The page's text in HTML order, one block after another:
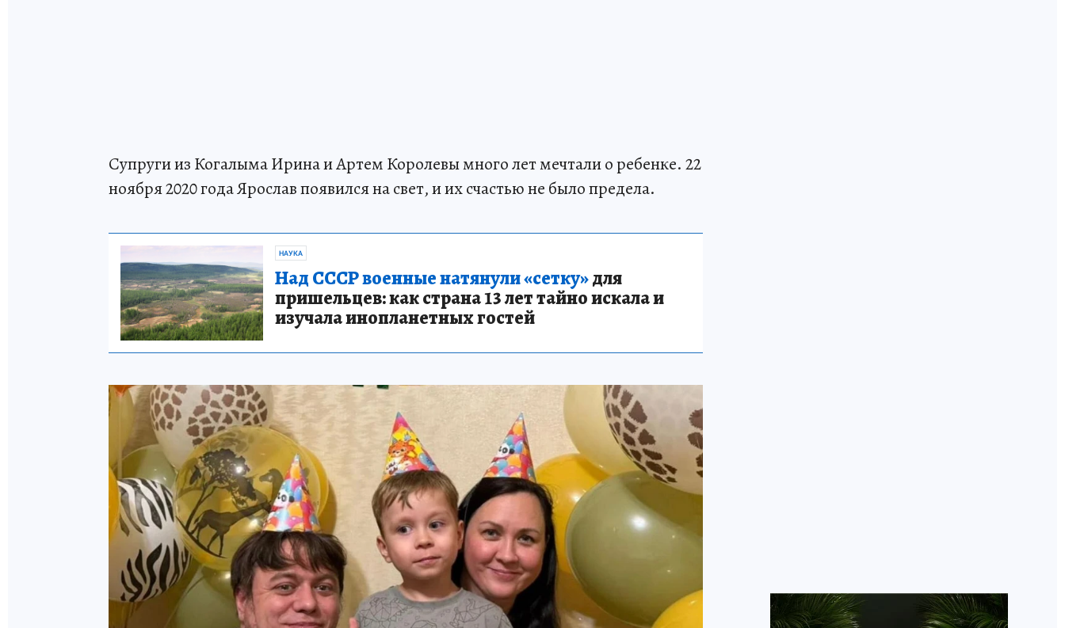
Супруги из Когалыма Ирина и Артем Королевы много лет мечтали о ребенке. 22
ноября 2020 года Ярослав появился на свет, и их счастью не было предела.
НАУКА
Над СССР военные натянули «сетку»для
пришельцев: как страна 13 лет тайно искала и
изучала инопланетных гостей